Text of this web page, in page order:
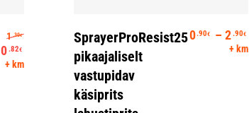
1.30€ Algne hind oli: 1.30€.
0.82€
Praegune hind on: 0.82€.
+ km
SprayerProResist25
pikaajaliselt
vastupidav
käsiprits
0.90€ – 2.90€
+ km